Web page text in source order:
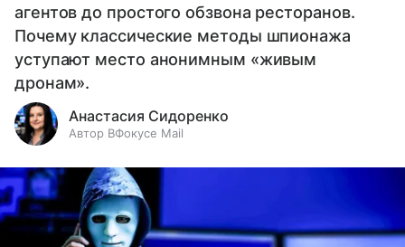
агентов до простого обзвона ресторанов.
Почему классические методы шпионажа
уступают место анонимным «живым
дронам».
Анастасия Сидоренко
Автор ВФокусе Mail